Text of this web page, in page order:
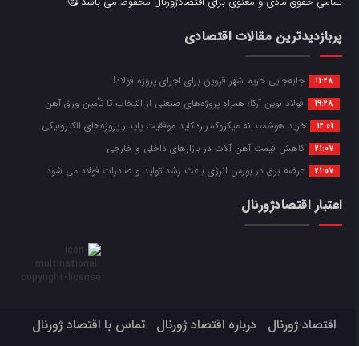
پربازدیدترین مقالات اقتصادی
11:28 جابه‌جایی حریم شهر قزوین برای اجرای پروژه فولاد!
19:28 فولاد نوین آرکا؛ همراه پروژه‌های صنعتی از انتخاب تا تأمین ورق آهن
12:01 خرید هوشمندانه میکروکنترلر؛ کلید موفقیت پایدار پروژه‌های الکترونیکی
21:07 کاهش قیمت آهن آلات در بازارهای داخلی و خارجی
21:07 عرضه برق در بورس انرژی باعث رشد تولید و صادرات فولاد می شود
اعتبار اقتصادژورنال
اقتصاد ژورنال درباره اقتصاد ژورنال تماس با اقتصاد ژورنال